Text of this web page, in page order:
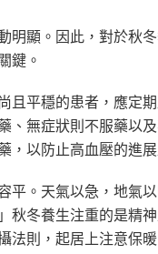
明顯。因此，對於秋
鍵。
且平穩的患者，應定
無症狀則不服藥以
，以防止高血壓的進
。天氣以急，地氣
冬養生注重的是精
法則，起居上注意保